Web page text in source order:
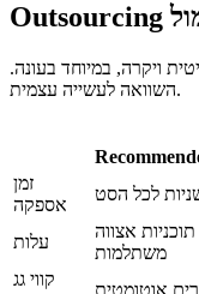
ויקרה, במיוחד בעונה.
השוואה לעשייה עצמית.
זמן
אספקה
לכל הסט
עלות
אצווה
משתלמות
קווי גג